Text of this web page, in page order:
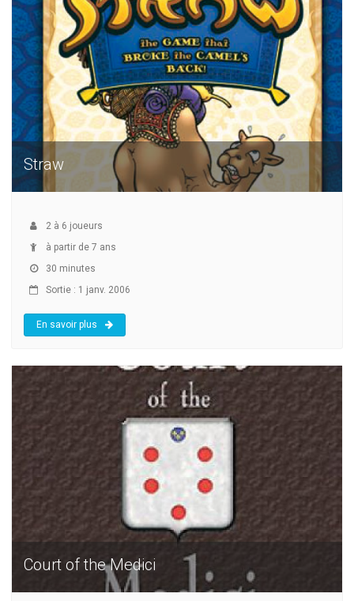
Straw
2 à 6 joueurs
à partir de 7 ans
30 minutes
Sortie : 1 janv. 2006
En savoir plus
Court of the Medici